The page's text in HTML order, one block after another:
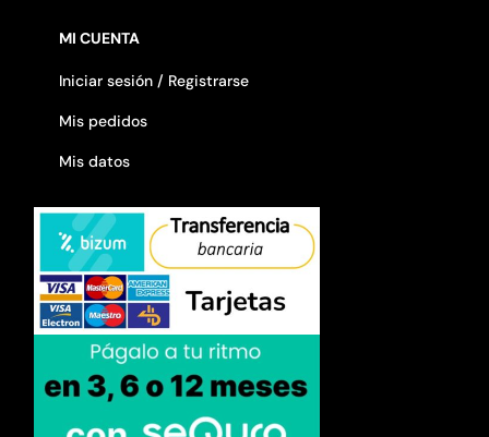
MI CUENTA
Iniciar sesión / Registrarse
Mis pedidos
Mis datos